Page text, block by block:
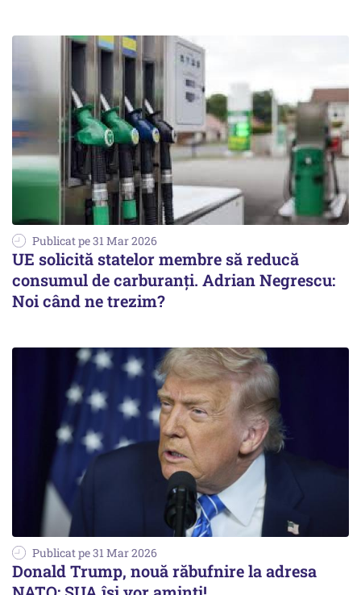
Publicat pe 31 Mar 2026
UE solicită statelor membre să reducă
consumul de carburanți. Adrian Negrescu:
Noi când ne trezim?
Publicat pe 31 Mar 2026
Donald Trump, nouă răbufnire la adresa